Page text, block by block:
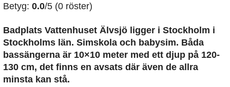
Betyg: 0.0/5 (0 röster)
Badplats Vattenhuset Älvsjö ligger i Stockholm i
Stockholms län. Simskola och babysim. Båda
bassängerna är 10×10 meter med ett djup på 120-
130 cm, det finns en avsats där även de allra
minsta kan stå.